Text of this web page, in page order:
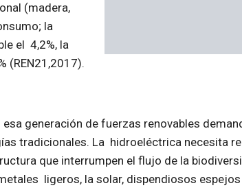
(madera,
la
el 4,2%, la
(REN21,2017).
generación de fuerzas renovables
tradicionales. La hidroeléctrica necesita
que interrumpen el flujo de la
ligeros, la solar, dispendiosos